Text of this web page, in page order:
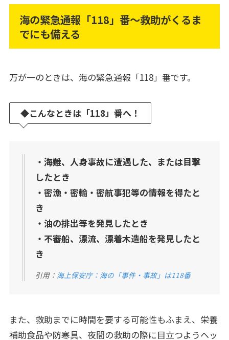
海の緊急通報「118」番～救助がくるま
でにも備える
万が一のときは、海の緊急通報「118」番です。
◆こんなときは「118」番へ！
・海難、人身事故に遭遇した、または目撃
したとき
・密漁・密輸・密航事犯等の情報を得たと
き
・油の排出等を発見したとき
・不審船、漂流、漂着木造船を発見したと
き
引用： 海上保安庁：海の「事件・事故」は118番
また、救助までに時間を要する可能性もふまえ、栄養
補助食品や防寒具、夜間の救助の際に目立つようヘッ